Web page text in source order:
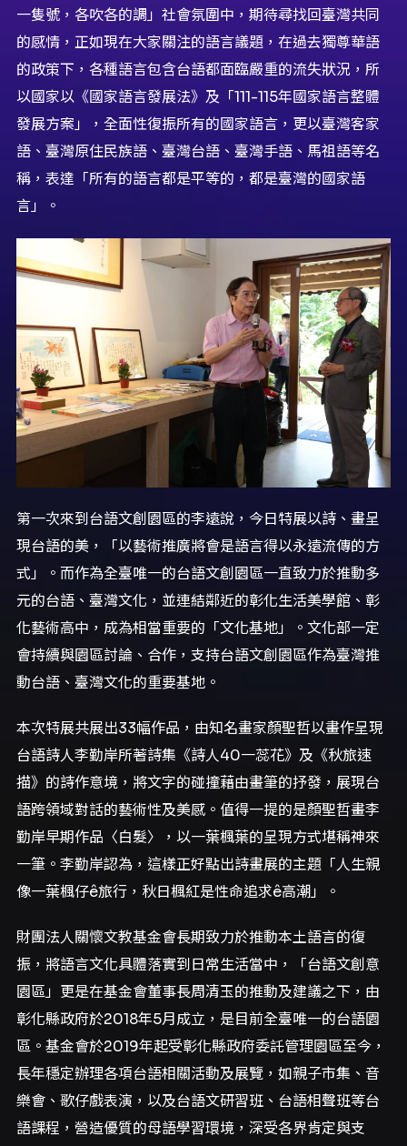
一隻號，各吹各的調」社會氛圍中，期待尋找回臺灣共同
的感情，正如現在大家關注的語言議題，在過去獨尊華語
的政策下，各種語言包含台語都面臨嚴重的流失狀況，所
以國家以《國家語言發展法》及「111-115年國家語言整體
發展方案」，全面性復振所有的國家語言，更以臺灣客家
語、臺灣原住民族語、臺灣台語、臺灣手語、馬祖語等名
稱，表達「所有的語言都是平等的，都是臺灣的國家語
言」。
第一次來到台語文創園區的李遠說，今日特展以詩、畫呈
現台語的美，「以藝術推廣將會是語言得以永遠流傳的方
式」。而作為全臺唯一的台語文創園區一直致力於推動多
元的台語、臺灣文化，並連結鄰近的彰化生活美學館、彰
化藝術高中，成為相當重要的「文化基地」。文化部一定
會持續與園區討論、合作，支持台語文創園區作為臺灣推
動台語、臺灣文化的重要基地。
本次特展共展出33幅作品，由知名畫家顏聖哲以畫作呈現
台語詩人李勤岸所著詩集《詩人40一蕊花》及《秋旅速
描》的詩作意境，將文字的碰撞藉由畫筆的抒發，展現台
語跨領域對話的藝術性及美感。值得一提的是顏聖哲畫李
勤岸早期作品〈白髮〉，以一葉楓葉的呈現方式堪稱神來
一筆。李勤岸認為，這樣正好點出詩畫展的主題「人生親
像一葉楓仔ê旅行，秋日楓紅是性命追求ê高潮」。
財團法人關懷文教基金會長期致力於推動本土語言的復
振，將語言文化具體落實到日常生活當中，「台語文創意
園區」更是在基金會董事長周清玉的推動及建議之下，由
彰化縣政府於2018年5月成立，是目前全臺唯一的台語園
區。基金會於2019年起受彰化縣政府委託管理園區至今，
長年穩定辦理各項台語相關活動及展覽，如親子市集、音
樂會、歌仔戲表演，以及台語文研習班、台語相聲班等台
語課程，營造優質的母語學習環境，深受各界肯定與支